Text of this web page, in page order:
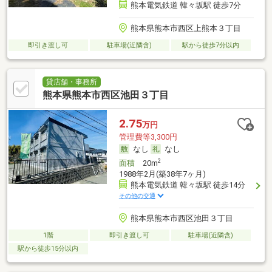
熊本電気鉄道 韓々坂駅 徒歩7分
熊本県熊本市西区上熊本３丁目
即引き渡し可 駐車場(近隣含) 駅から徒歩7分以内
貸店舗・事務所
熊本県熊本市西区池田３丁目
2.75万円
管理費等3,300円
なし
なし
面積20m2
1988年2月(築38年7ヶ月)
熊本電気鉄道 韓々坂駅 徒歩14分
その他の交通
熊本県熊本市西区池田３丁目
1階 即引き渡し可
駐車場(近隣含)
駅から徒歩15分以内